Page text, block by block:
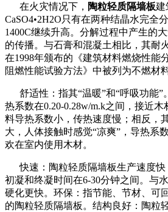
在火灾情况下， 陶粒轻质隔墙板建
CaSO4•2H2O只有在两种结晶水完全
1400C继续升高。分解过程中产生的
的传播。与石膏和混凝土相比，其耐
在1998年颁布的《建筑材料燃烧性能
阻燃性能试验方法》中被列为不燃材料
舒适性：指其“温暖”和“呼吸功能”
热系数在0.20-0.28w/m.k之间，接近
料导热系数小，传热速度慢；相反，
大，人体接触时感觉“凉爽”，导热系
欢在室内使用木材。
快速：陶粒轻质隔墙板生产速度快
初凝和终凝时间在6-30分钟之间。与
硬化更快。环保：指节能、节材、可
的陶粒轻质隔墙板。结构良好：陶粒